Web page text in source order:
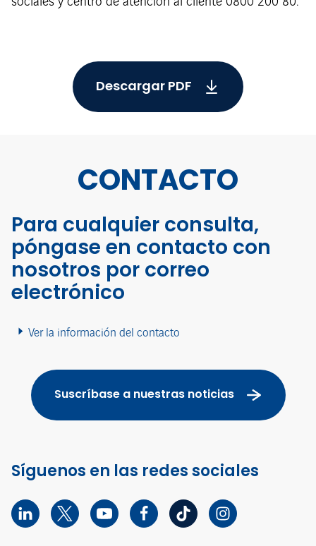
Descargar PDF
CONTACTO
Para cualquier consulta,
póngase en contacto con
nosotros por correo
electrónico
Ver la información del contacto
Suscríbase a nuestras noticias
Síguenos en las redes sociales